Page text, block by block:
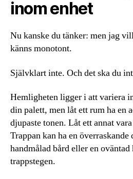
inom enhet
Nu kanske du tänker: men jag
känns monotont.
Självklart inte. Och det ska du
Hemligheten ligger i att variera
din palett, men låt ett rum ha en
djupaste tonen. Låt ett annat
Trappan kan ha en överraskande
handmålad bård eller en
trappstegen.